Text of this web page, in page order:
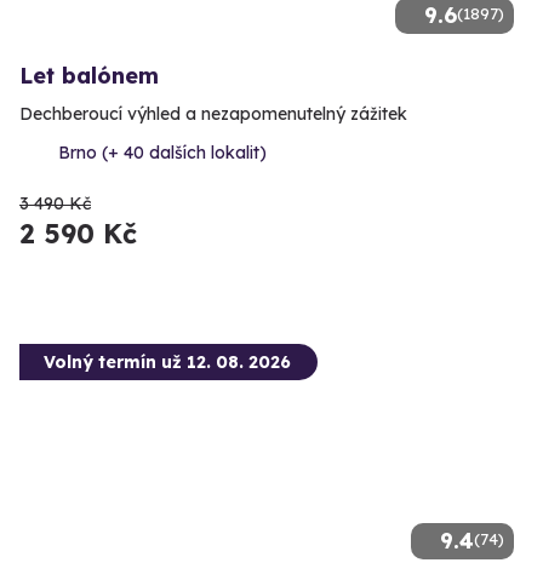
9.6(1897)
Let balónem
Dechberoucí výhled a nezapomenutelný zážitek
Brno (+ 40 dalších lokalit)
3 490 Kč
2 590 Kč
9.4(74)
Volný termín už 12. 08. 2026